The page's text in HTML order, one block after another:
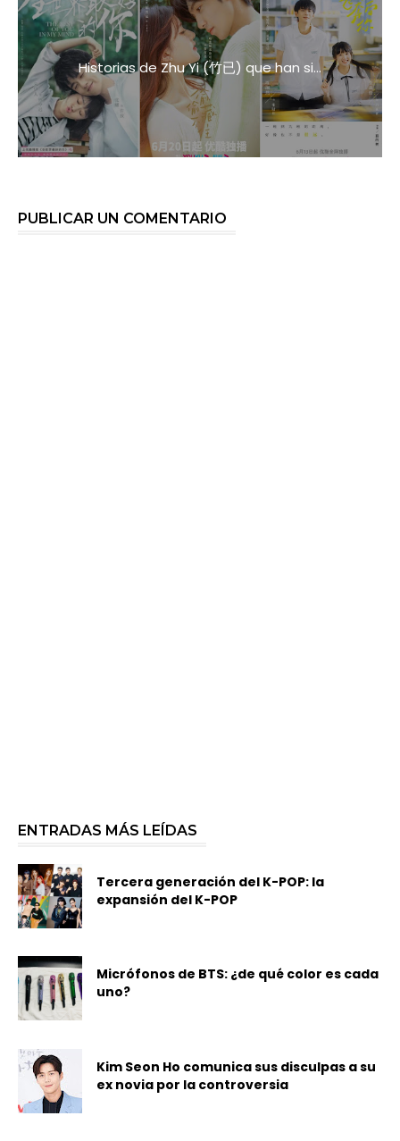
Historias de Zhu Yi (竹已) que han si...
PUBLICAR UN COMENTARIO
ENTRADAS MÁS LEÍDAS
Tercera generación del K-POP: la
expansión del K-POP
Micrófonos de BTS: ¿de qué color es cada
uno?
Kim Seon Ho comunica sus disculpas a su
ex novia por la controversia